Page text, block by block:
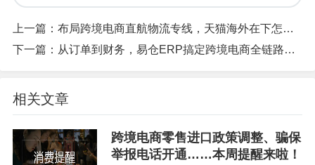
索热潮是因为...沙特王室宣布全国改用电子礼拜毯。
要这样玩数据：
Google Trends查5年波动曲线（突然的峰值可能是
明星同款陷阱）
别忘了看差评！有人卖宠物剃毛器，差评全是"把我
上一篇： 布局跨境电商直航物流专线，天猫海外在下怎样的一盘棋？
下一篇： 从订单到财务，易仓ERP搞定跨境电商全链路流程-易仓科技
相关文章
跨境电商零售进口政策调整、骗保
举报电话开通……本周提醒来啦！